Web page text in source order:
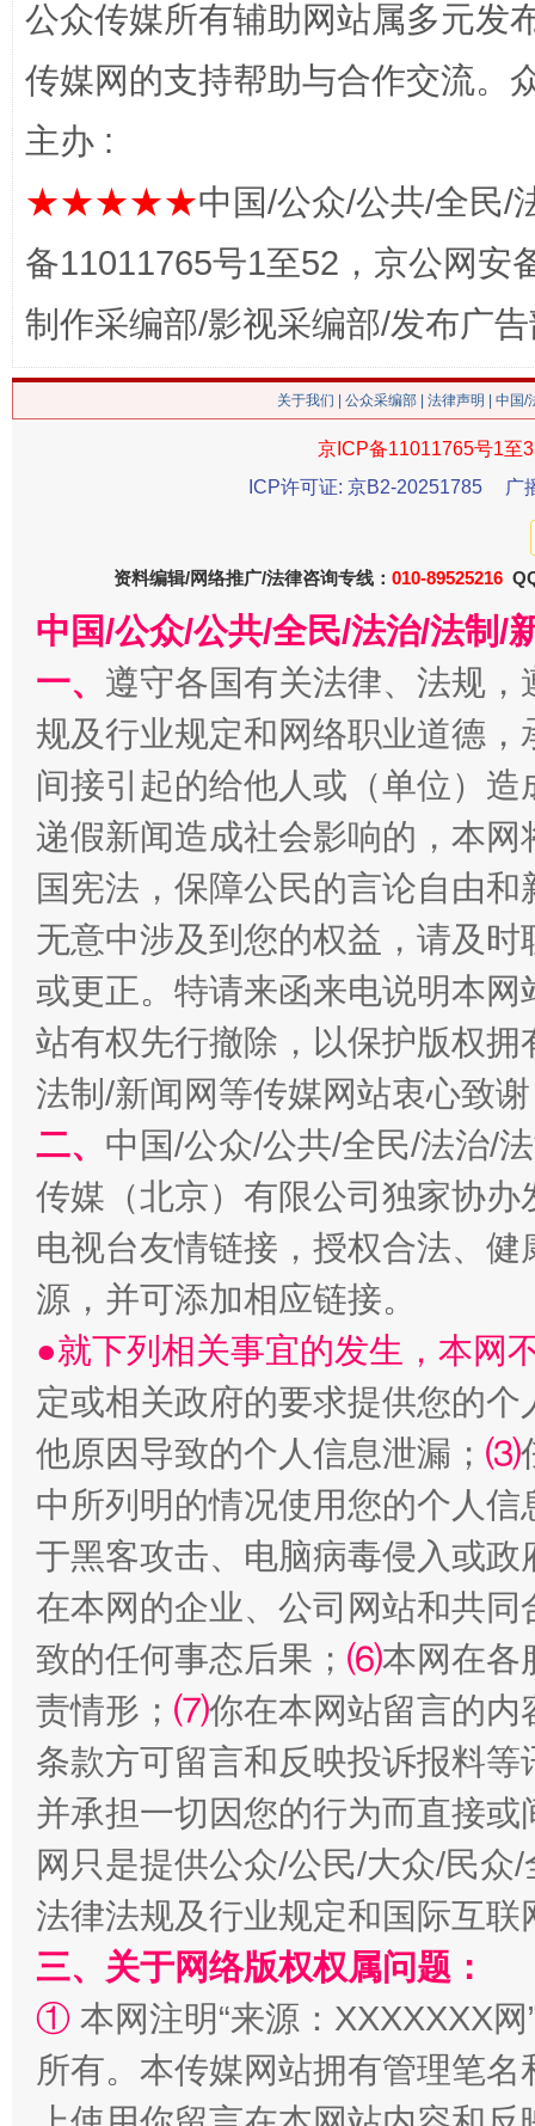
这是一记警钟！ 谢
在谋一域中谋全局
今
习近平的博鳌关键词
魏明亮
“刷贴”乱象丛生
生
揭批美国五大"原罪" "炒
解纷+调解+退费，一次搞定
公众传媒所有辅助网站属多元发
传媒网的支持帮助与合作交流。
主办 :
★★★★★中国/公众/公共/全民/
备11011765号1至52，京公网安
制作采编部/影视采编部/发布广
关于我们 公众采编部 法律声明 | 中国
京ICP备11011765号1至
ICP许可证: 京B2-20251785
广
资料编辑/网络推广/法律咨询专线： 010-89525216
中国/公众/公共/全民/法治/法制/
一、 遵守各国有关法律、法规
规及行业规定和网络职业道德
间接引起的给他人或（单位）
递假新闻造成社会影响的，本
国宪法，保障公民的言论自由
无意中涉及到您的权益，请及
或更正。特请来函来电说明本
站有权先行撤除，以保护版权
法制/新闻网等传媒网站衷心致
二、 中国/公众/公共/全民/法治/
传媒（北京）有限公司独家协
电视台友情链接，授权合法、
源，并可添加相应链接。
●就下列相关事宜的发生，本网
定或相关政府的要求提供您的个
他原因导致的个人信息泄漏； ⑶
中所列明的情况使用您的个人
于黑客攻击、电脑病毒侵入或
在本网的企业、公司网站和共
致的任何事态后果； ⑹本网在各
责情形； ⑺你在本网站留言的内
条款方可留言和反映投诉报料
并承担一切因您的行为而直接
网只是提供公众/公民/大众/民
法律法规及行业规定和国际互
三、关于网络版权权属问题：
① 本网注明“来源：XXXXXXX
所有。本传媒网站拥有管理笔